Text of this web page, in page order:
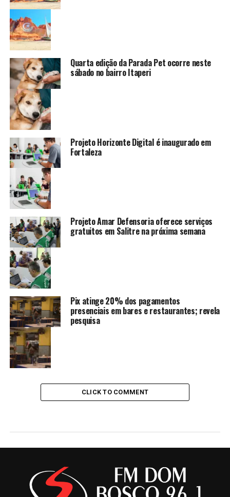
Quarta edição da Parada Pet ocorre neste
sábado no bairro Itaperi
Projeto Horizonte Digital é inaugurado em
Fortaleza
Projeto Amar Defensoria oferece serviços
gratuitos em Salitre na próxima semana
Pix atinge 20% dos pagamentos
presenciais em bares e restaurantes; revela
pesquisa
CLICK TO COMMENT